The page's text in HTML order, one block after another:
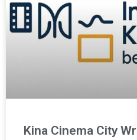
Kina Cinema City